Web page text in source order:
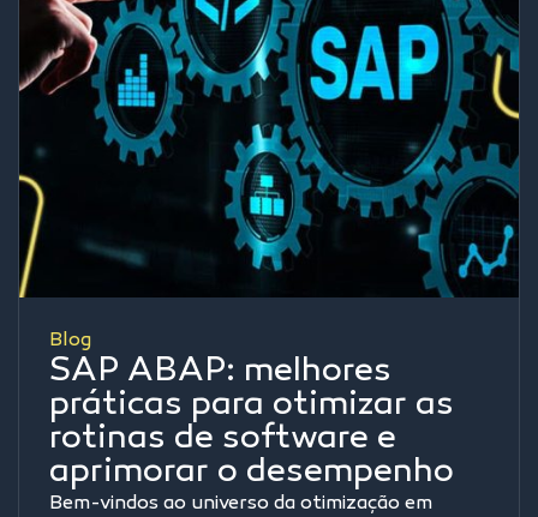
Blog
SAP ABAP: melhores
práticas para otimizar as
rotinas de software e
aprimorar o desempenho
Bem-vindos ao universo da otimização em